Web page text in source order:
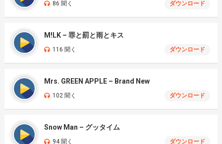
86 聞く ダウンロード
M!LK – 罪と罰と雨とキス
116 聞く ダウンロード
Mrs. GREEN APPLE – Brand New
102 聞く ダウンロード
Snow Man – グッタイム
94 聞く ダウンロード